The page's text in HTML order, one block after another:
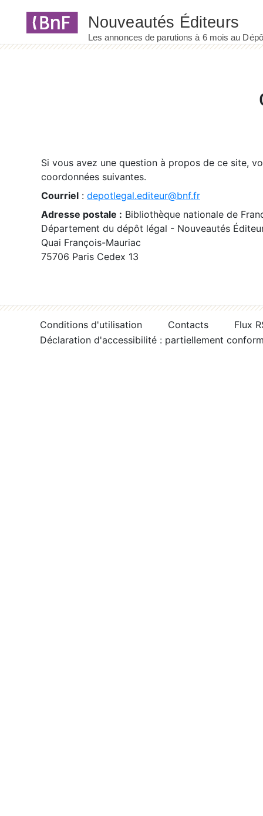
Si vous avez une question à propos de ce site,
coordonnées suivantes.
Courriel : depotlegal.editeur@bnf.fr
Adresse postale : Bibliothèque nationale de
Département du dépôt légal - Nouveautés
Quai François-Mauriac
75706 Paris Cedex 13
Conditions d'utilisation Contacts
Flux
Déclaration d'accessibilité : partiellement